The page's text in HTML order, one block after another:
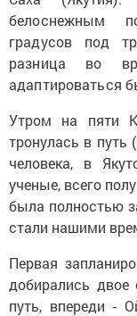
белоснежным
градусов под
разница во
адаптироваться
Утром на пяти
тронулась в
человека, в
ученые, всего
была полностью
стали нашими
Первая
добирались
путь, впереди -